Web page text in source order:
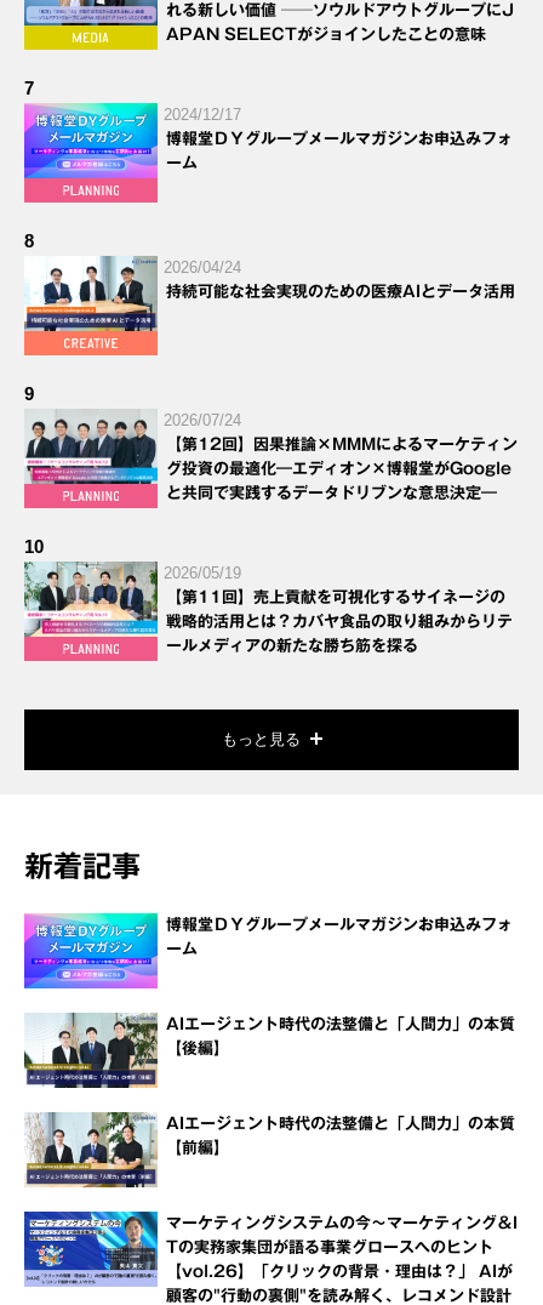
れる新しい価値 ──ソウルドアウトグループにJ
APAN SELECTがジョインしたことの意味
7
2024/12/17
博報堂ＤＹグループメールマガジンお申込みフォ
ーム
8
2026/04/24
持続可能な社会実現のための医療AIとデータ活用
9
2026/07/24
【第12回】因果推論×MMMによるマーケティン
グ投資の最適化―エディオン×博報堂がGoogle
と共同で実践するデータドリブンな意思決定―
10
2026/05/19
【第11回】売上貢献を可視化するサイネージの
戦略的活用とは？カバヤ食品の取り組みからリテ
ールメディアの新たな勝ち筋を探る
もっと見る
新着記事
博報堂ＤＹグループメールマガジンお申込みフォ
ーム
AIエージェント時代の法整備と「人間力」の本質
【後編】
AIエージェント時代の法整備と「人間力」の本質
【前編】
マーケティングシステムの今～マーケティング＆I
Tの実務家集団が語る事業グロースへのヒント
【vol.26】「クリックの背景・理由は？」 AIが
顧客の"行動の裏側"を読み解く、レコメンド設計